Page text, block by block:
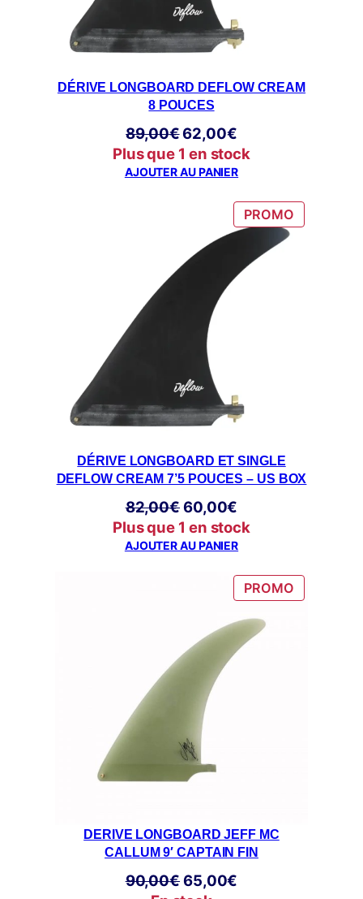
DÉRIVE LONGBOARD DEFLOW CREAM
8 POUCES
89,00€Le
prix
initial
62,00€Le
prix
actuel
62,00€.
Plus que 1 en stock
AJOUTER AU PANIER
PROMOPRODUIT
EN
DÉRIVE LONGBOARD ET SINGLE
DEFLOW CREAM 7’5 POUCES – US BOX
82,00€Le
prix
initial
60,00€
prix
actuel
60,00€.
Plus que 1 en stock
AJOUTER AU PANIER
PROMOPRODUIT
EN
DERIVE LONGBOARD JEFF MC
CALLUM 9′ CAPTAIN FIN
90,00€Le
65,00€